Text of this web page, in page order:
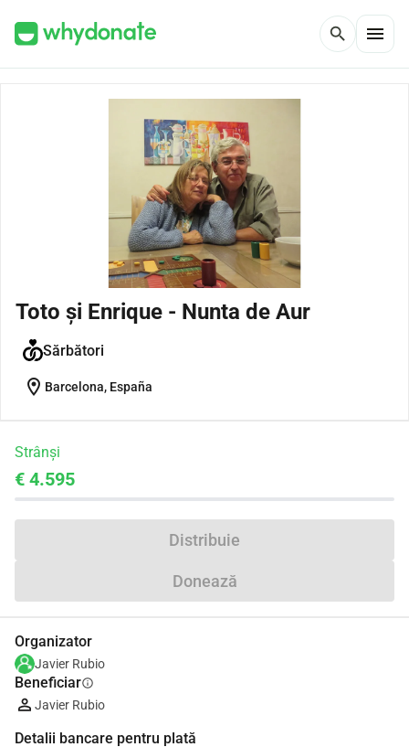
search menu
Toto și Enrique - Nunta de Aur
Sărbători
location_on Barcelona, España
Strânși
€ 4.595
Distribuie
Donează
Organizator
Javier Rubio
Beneficiarinfo
Javier Rubio
Detalii bancare pentru plată